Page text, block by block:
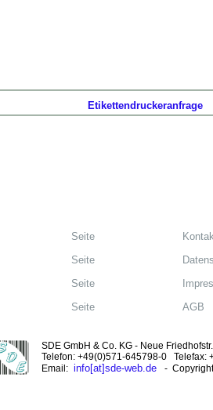
Etikettendruckeranfrage
Seite
Seite
Seite
Seite
AGB
SDE GmbH & Co. KG - Neue
Telefon: +49(0)571-645798-0 Telefax:
Email: info[at]sde-web.de -